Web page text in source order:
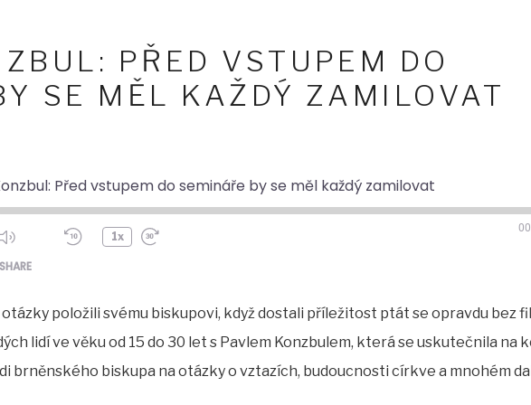
PŘED VSTUPEM DO
SE MĚL KAŽDÝ ZAMILOVAT
Před vstupem do semináře by se měl každý zamilovat
1x
SHARE
položili svému biskupovi, když dostali příležitost ptát se opravdu bez
lidí ve věku od 15 do 30 let s Pavlem Konzbulem, která se uskutečnila na
brněnského biskupa na otázky o vztazích, budoucnosti církve a mnohém